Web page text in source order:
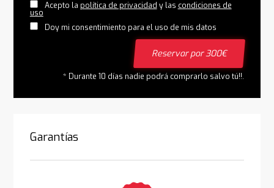
Acepto la política de privacidad y las condiciones de
uso
Doy mi consentimiento para el uso de mis datos
Reservar por 300€
* Durante 10 días nadie podrá comprarlo salvo tú!!.
Garantías